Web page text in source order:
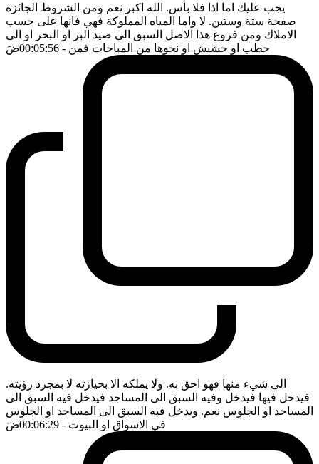
يجب عليك اما اذا فلا بأس. الله اكبر نعم ومن الشروط الجائزة
صفحة ستة وستين. لا واما المياه المملوكة فهي فانها على حسب
الاملاك ومن فروع هذا الاصل السبق الى صيد البر او البحر او الى
حطب او حشيش او نحوها من المباحات فمن - 00:05:56 ضَ
الى شيء منها فهو احق به. ولا يملكه الا بحيازته لا بمجرد رؤيته.
فيدخل فيها فيدخل وفيه السبق الى المساجد فيدخل فيه السبق الى
المساجد او الجلوس نعم. ويدخل فيه السبق الى المساجد او الجلوس
في الاسواق او البيوت - 00:06:29 ضَ